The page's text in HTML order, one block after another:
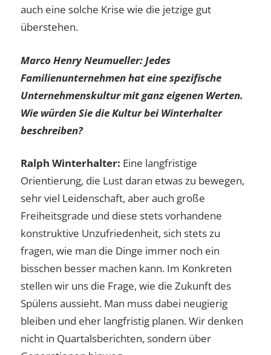
auch eine solche Krise wie die jetzige gut
überstehen.
Marco Henry Neumueller:Jedes
Familienunternehmen hat eine spezifische
Unternehmenskultur mit ganz eigenen Werten.
Wie würden Sie die Kultur bei Winterhalter
beschreiben?
Ralph Winterhalter: Eine langfristige
Orientierung, die Lust daran etwas zu bewegen,
sehr viel Leidenschaft, aber auch große
Freiheitsgrade und diese stets vorhandene
konstruktive Unzufriedenheit, sich stets zu
fragen, wie man die Dinge immer noch ein
bisschen besser machen kann. Im Konkreten
stellen wir uns die Frage, wie die Zukunft des
Spülens aussieht. Man muss dabei neugierig
bleiben und eher langfristig planen. Wir denken
nicht in Quartalsberichten, sondern über